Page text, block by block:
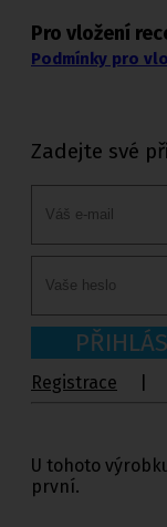
Pro vložení
Podmínky pro
Zadejte své
Registrace
U tohoto
první.